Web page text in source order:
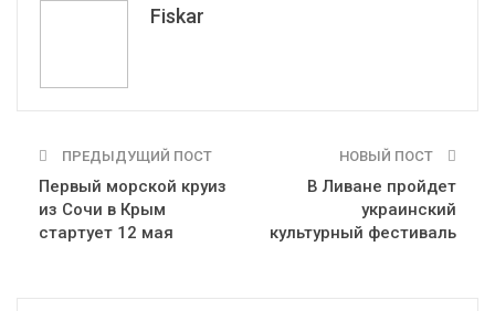
Fiskar
ПРЕДЫДУЩИЙ ПОСТ
Первый морской круиз
из Сочи в Крым
стартует 12 мая
НОВЫЙ ПОСТ
В Ливане пройдет
украинский
культурный фестиваль